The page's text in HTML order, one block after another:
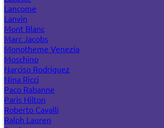
Lancome
Lanvin
Mont Blanc
Marc Jacobs
Monotheme Venezia
Moschino
Narciso Rodriguez
Nina Ricci
Paco Rabanne
Paris Hilton
Roberto Cavalli
Ralph Lauren